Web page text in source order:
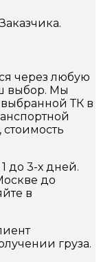
через любую
выбор. Мы
ТК в
до 3-х дней.
до
в
груза.